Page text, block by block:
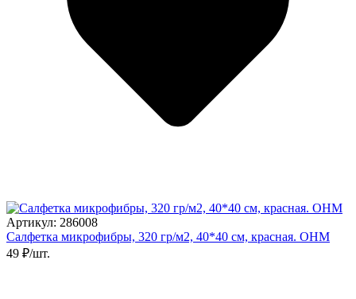
Артикул: 286008
Салфетка микрофибры, 320 гр/м2, 40*40 см, красная. ОНМ
49 ₽/шт.